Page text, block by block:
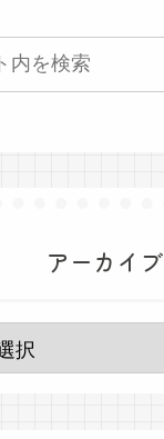
アーカイブ